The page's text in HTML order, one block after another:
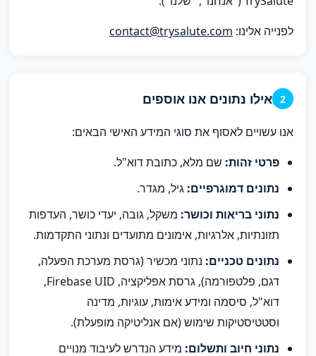
לפנייה אלינו: contact@trysalute.com
2 אילו נתונים אנו אוספים
אנו עשויים לאסוף את סוגי המידע האישי הבאים:
פרטי זהות: שם מלא, כתובת דוא"ל.
נתונים דמוגרפיים: גיל, מגדר.
נתוני בריאות וכושר: משקל, גובה, יעדי כושר, העדפות
תזונתיות, אלרגיות, אימונים מתועדים ונתוני התקדמות.
נתונים טכניים: נתוני מכשיר (גרסת מערכת הפעלה,
דגם, פלטפורמה), גרסת אפליקציה, Firebase UID,
דוא"ל, סיסמה ומידע אימות, עוגיות, מדינה
וסטטיסטיקות שימוש (אם אנליטיקה מופעלת).
נתוני חיוב ותשלום: מידע הנדרש לעיבוד מנויים